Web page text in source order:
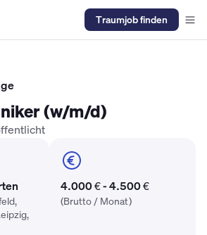
Traumjob finden
(w/m/d)
4.000 € - 4.500 €
(Brutto / Monat)